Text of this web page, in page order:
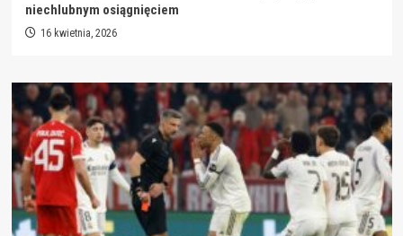
niechlubnym osiągnięciem
16 kwietnia, 2026